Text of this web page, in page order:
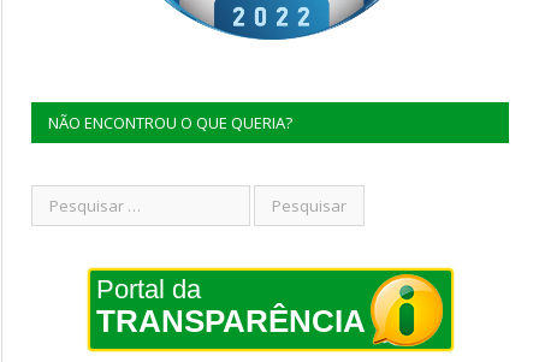
NÃO ENCONTROU O QUE QUERIA?
Portal da
TRANSPARÊNCIA